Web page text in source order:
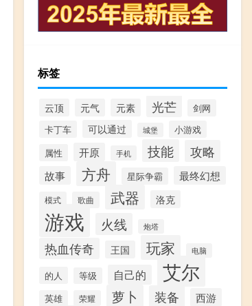
标签
云顶 元气 元素 光芒
剑网
卡丁车
可以通过 城堡
小游戏
属性
开原 手机 技能 攻略
故事 方舟 星际争霸 最终幻想
模式 歌曲 武器 洛克
游戏 火线 炮塔
热血传奇 王国 玩家 电脑
的人 等级 自己的 艾尔
英雄 荣耀 萝卜 装备 西游